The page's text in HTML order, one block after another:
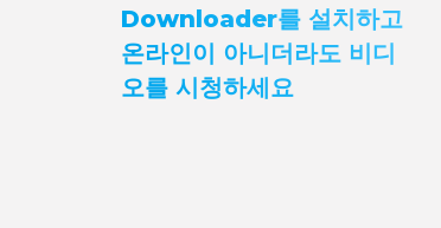
Downloader를 설치하고
온라인이 아니더라도 비디
오를 시청하세요